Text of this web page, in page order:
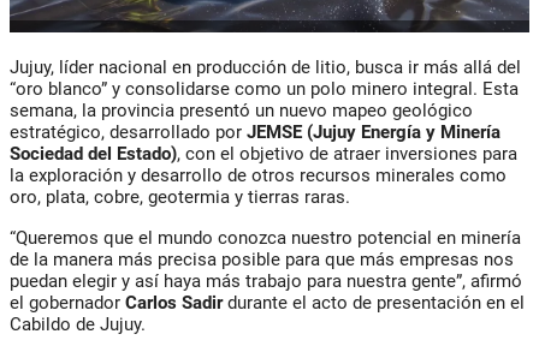
Jujuy, líder nacional en producción de litio, busca ir más allá del
“oro blanco” y consolidarse como un polo minero integral. Esta
semana, la provincia presentó un nuevo mapeo geológico
estratégico, desarrollado por JEMSE (Jujuy Energía y Minería
Sociedad del Estado), con el objetivo de atraer inversiones para
la exploración y desarrollo de otros recursos minerales como
oro, plata, cobre, geotermia y tierras raras.
“Queremos que el mundo conozca nuestro potencial en minería
de la manera más precisa posible para que más empresas nos
puedan elegir y así haya más trabajo para nuestra gente”, afirmó
el gobernador Carlos Sadirdurante el acto de presentación en el
Cabildo de Jujuy.